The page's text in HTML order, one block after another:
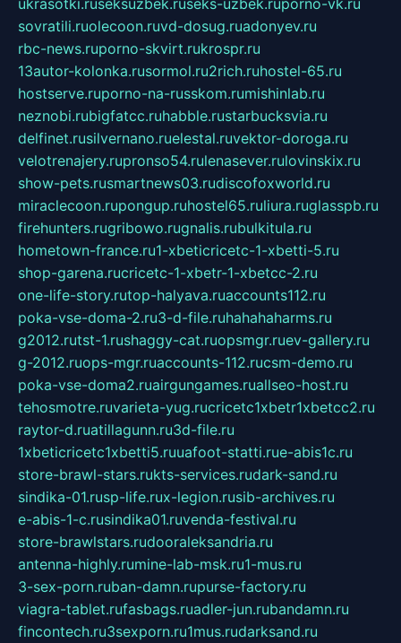
sovratili.ruolecoon.ruvd-dosug.ruadonyev.ru
rbc-news.ruporno-skvirt.rukrospr.ru
13autor-kolonka.rusormol.ru2rich.ruhostel-65.ru
hostserve.ruporno-na-russkom.rumishinlab.ru
neznobi.rubigfatcc.ruhabble.rustarbucksvia.ru
delfinet.rusilvernano.ruelestal.ruvektor-doroga.ru
velotrenajery.rupronso54.rulenasever.rulovinskix.ru
show-pets.rusmartnews03.rudiscofoxworld.ru
miraclecoon.rupongup.ruhostel65.ruliura.ruglasspb.ru
firehunters.rugribowo.rugnalis.rubulkitula.ru
hometown-france.ru1-xbeticricetc-1-xbetti-5.ru
shop-garena.rucricetc-1-xbetr-1-xbetcc-2.ru
one-life-story.rutop-halyava.ruaccounts112.ru
poka-vse-doma-2.ru3-d-file.ruhahahaharms.ru
g2012.rutst-1.rushaggy-cat.ruopsmgr.ruev-gallery.ru
g-2012.ruops-mgr.ruaccounts-112.rucsm-demo.ru
poka-vse-doma2.ruairgungames.ruallseo-host.ru
tehosmotre.ruvarieta-yug.rucricetc1xbetr1xbetcc2.ru
raytor-d.ruatillagunn.ru3d-file.ru
1xbeticricetc1xbetti5.ruuafoot-statti.rue-abis1c.ru
store-brawl-stars.rukts-services.rudark-sand.ru
sindika-01.rusp-life.rux-legion.rusib-archives.ru
e-abis-1-c.rusindika01.ruvenda-festival.ru
store-brawlstars.rudooraleksandria.ru
antenna-highly.rumine-lab-msk.ru1-mus.ru
3-sex-porn.ruban-damn.rupurse-factory.ru
viagra-tablet.rufasbags.ruadler-jun.rubandamn.ru
fincontech.ru3sexporn.ru1mus.rudarksand.ru